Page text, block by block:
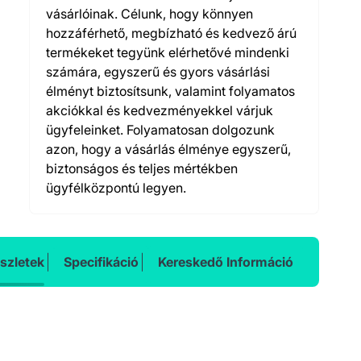
vásárlóinak. Célunk, hogy könnyen
hozzáférhető, megbízható és kedvező árú
termékeket tegyünk elérhetővé mindenki
számára, egyszerű és gyors vásárlási
élményt biztosítsunk, valamint folyamatos
akciókkal és kedvezményekkel várjuk
ügyfeleinket. Folyamatosan dolgozunk
azon, hogy a vásárlás élménye egyszerű,
biztonságos és teljes mértékben
ügyfélközpontú legyen.
Specifikáció Kereskedő Információ